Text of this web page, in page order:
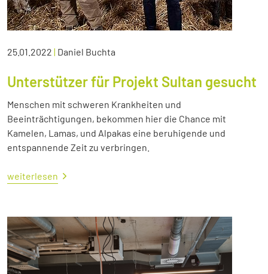
25.01.2022 | Daniel Buchta
Unterstützer für Projekt Sultan gesucht
Menschen mit schweren Krankheiten und
Beeinträchtigungen, bekommen hier die Chance mit
Kamelen, Lamas, und Alpakas eine beruhigende und
entspannende Zeit zu verbringen.
weiterlesen